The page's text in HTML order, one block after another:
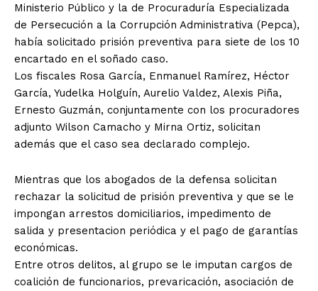
Ministerio Público y la de Procuraduría Especializada
de Persecución a la Corrupción Administrativa (Pepca),
había solicitado prisión preventiva para siete de los 10
encartado en el soñado caso.
Los fiscales Rosa García, Enmanuel Ramírez, Héctor
García, Yudelka Holguín, Aurelio Valdez, Alexis Piña,
Ernesto Guzmán, conjuntamente con los procuradores
adjunto Wilson Camacho y Mirna Ortiz, solicitan
además que el caso sea declarado complejo.
Mientras que los abogados de la defensa solicitan
rechazar la solicitud de prisión preventiva y que se le
impongan arrestos domiciliarios, impedimento de
salida y presentacion periódica y el pago de garantías
económicas.
Entre otros delitos, al grupo se le imputan cargos de
coalición de funcionarios, prevaricación, asociación de